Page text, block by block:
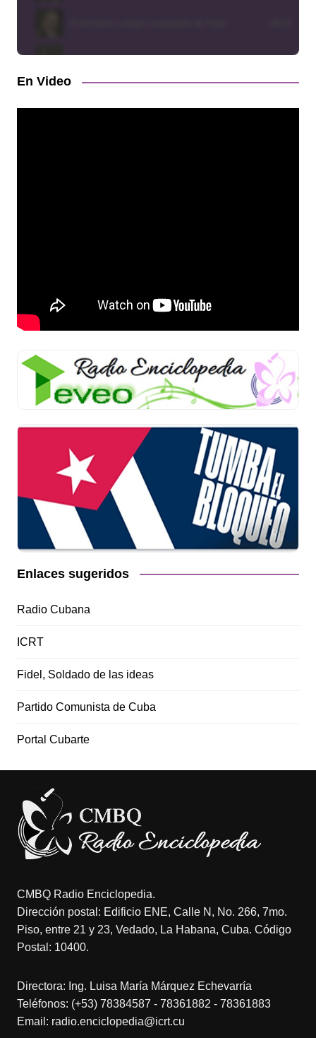
En Video
Enlaces sugeridos
Radio Cubana
ICRT
Fidel, Soldado de las ideas
Partido Comunista de Cuba
Portal Cubarte
CMBQ Radio Enciclopedia.
Dirección postal: Edificio ENE, Calle N, No. 266, 7mo.
Piso, entre 21 y 23, Vedado, La Habana, Cuba. Código
Postal: 10400.
Directora: Ing. Luisa María Márquez Echevarría
Teléfonos: (+53) 78384587 - 78361882 - 78361883
Email: radio.enciclopedia@icrt.cu